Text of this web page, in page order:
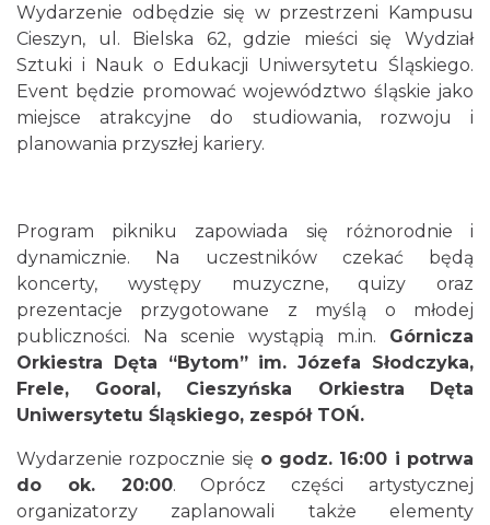
Wydarzenie odbędzie się w przestrzeni Kampusu
Cieszyn, ul. Bielska 62, gdzie mieści się Wydział
Sztuki i Nauk o Edukacji Uniwersytetu Śląskiego.
Event będzie promować województwo śląskie jako
miejsce atrakcyjne do studiowania, rozwoju i
planowania przyszłej kariery.
Program pikniku zapowiada się różnorodnie i
dynamicznie. Na uczestników czekać będą
koncerty, występy muzyczne, quizy oraz
prezentacje przygotowane z myślą o młodej
publiczności. Na scenie wystąpią m.in. Górnicza
Orkiestra Dęta “Bytom” im. Józefa Słodczyka,
Frele, Gooral, Cieszyńska Orkiestra Dęta
Uniwersytetu Śląskiego, zespół TOŃ.
Wydarzenie rozpocznie się o godz. 16:00 i potrwa
do ok. 20:00. Oprócz części artystycznej
organizatorzy zaplanowali także elementy